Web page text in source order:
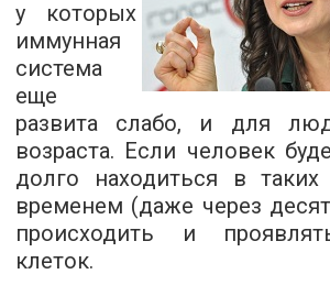
у которых
иммунная
система
еще
развита слабо, и для
возраста. Если человек
долго находиться в таких
временем (даже через
происходить и
клеток.